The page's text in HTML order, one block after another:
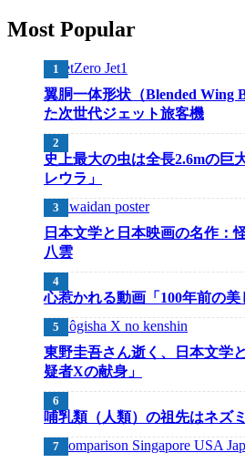
Most Popular
翼胴一体形状（Blended Wing
た次世代ジェット旅客機
史上最大の虫は全長2.6mの巨
レウラ」
日本文学と日本映画の名作：
八雲
心惹かれる動画「100年前の美
東野圭吾さん逝く、日本文学
疑者Xの献身」
哺乳類（人類）の祖先はネズ